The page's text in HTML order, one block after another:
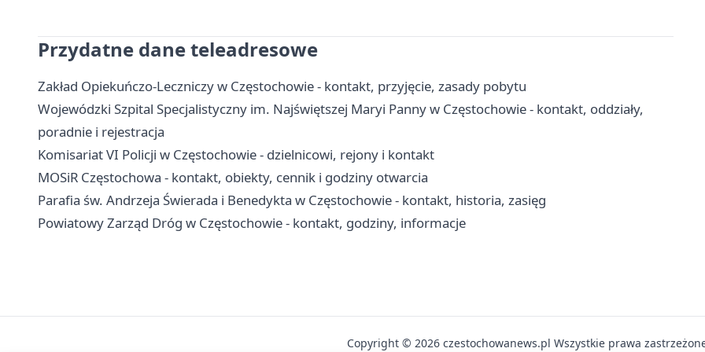
Przydatne dane teleadresowe
Zakład Opiekuńczo-Leczniczy w Częstochowie - kontakt, przyjęcie, zasady pobytu
Wojewódzki Szpital Specjalistyczny im. Najświętszej Maryi Panny w Częstochowie - kontakt, oddziały,
poradnie i rejestracja
Komisariat VI Policji w Częstochowie - dzielnicowi, rejony i kontakt
MOSiR Częstochowa - kontakt, obiekty, cennik i godziny otwarcia
Parafia św. Andrzeja Świerada i Benedykta w Częstochowie - kontakt, historia, zasięg
Powiatowy Zarząd Dróg w Częstochowie - kontakt, godziny, informacje
Copyright © 2026 czestochowanews.pl Wszystkie prawa